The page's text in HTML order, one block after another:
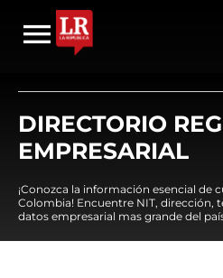
DIRECTORIO
EMPRESARIAL
¡Conozca la información esencial de
Colombia! Encuentre NIT, dirección,
datos empresarial mas grande del